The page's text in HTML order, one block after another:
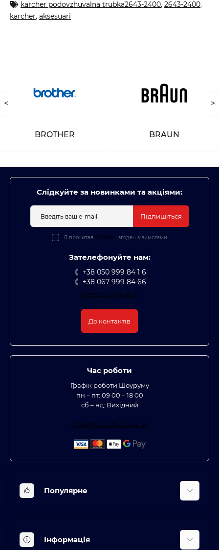
karcher podovzhuvalna trubka2643-2400, 2643-2400,
karcher, aksesuari
<
BROTHER BRAUN
>
Слідкуйте за новинками та акціями:
Підпишіться
Я прочитав Оплата і згоден з вимогами
Зателефонуйте нам:
+38 050 999 84 1 6
+38 067 999 84 66
Передзвоніть мені
До контактів
Час роботи
Графік роботи Шоуруму
пн – пт: 09 00 – 18 00
сб – нд: Вихідний
office@bt-coffee.com.ua
Популярне
Кліматична техніка
Аксесуари та насадки
Інформація